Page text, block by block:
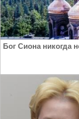
Бог Сиона никогда